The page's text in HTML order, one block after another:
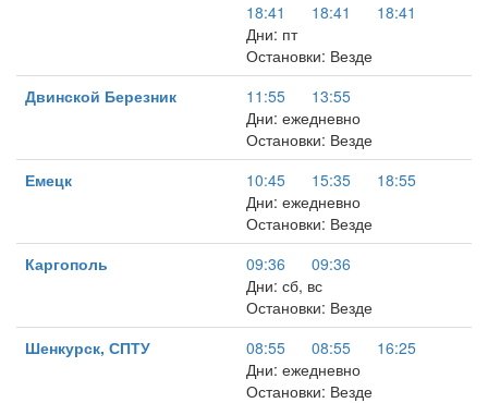
18:41
18:41
18:41
Дни: пт
Остановки: Везде
Двинской Березник
11:55
13:55
Дни: ежедневно
Остановки: Везде
Емецк
10:45 15:35
18:55
Дни: ежедневно
Остановки: Везде
Каргополь
09:36
09:36
Дни: сб, вс
Остановки: Везде
Шенкурск, СПТУ
08:55 08:55
16:25
Дни: ежедневно
Остановки: Везде